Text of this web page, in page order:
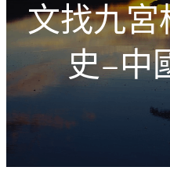
文找九宮
史–中